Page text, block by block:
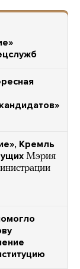
Кремль
Мэрия